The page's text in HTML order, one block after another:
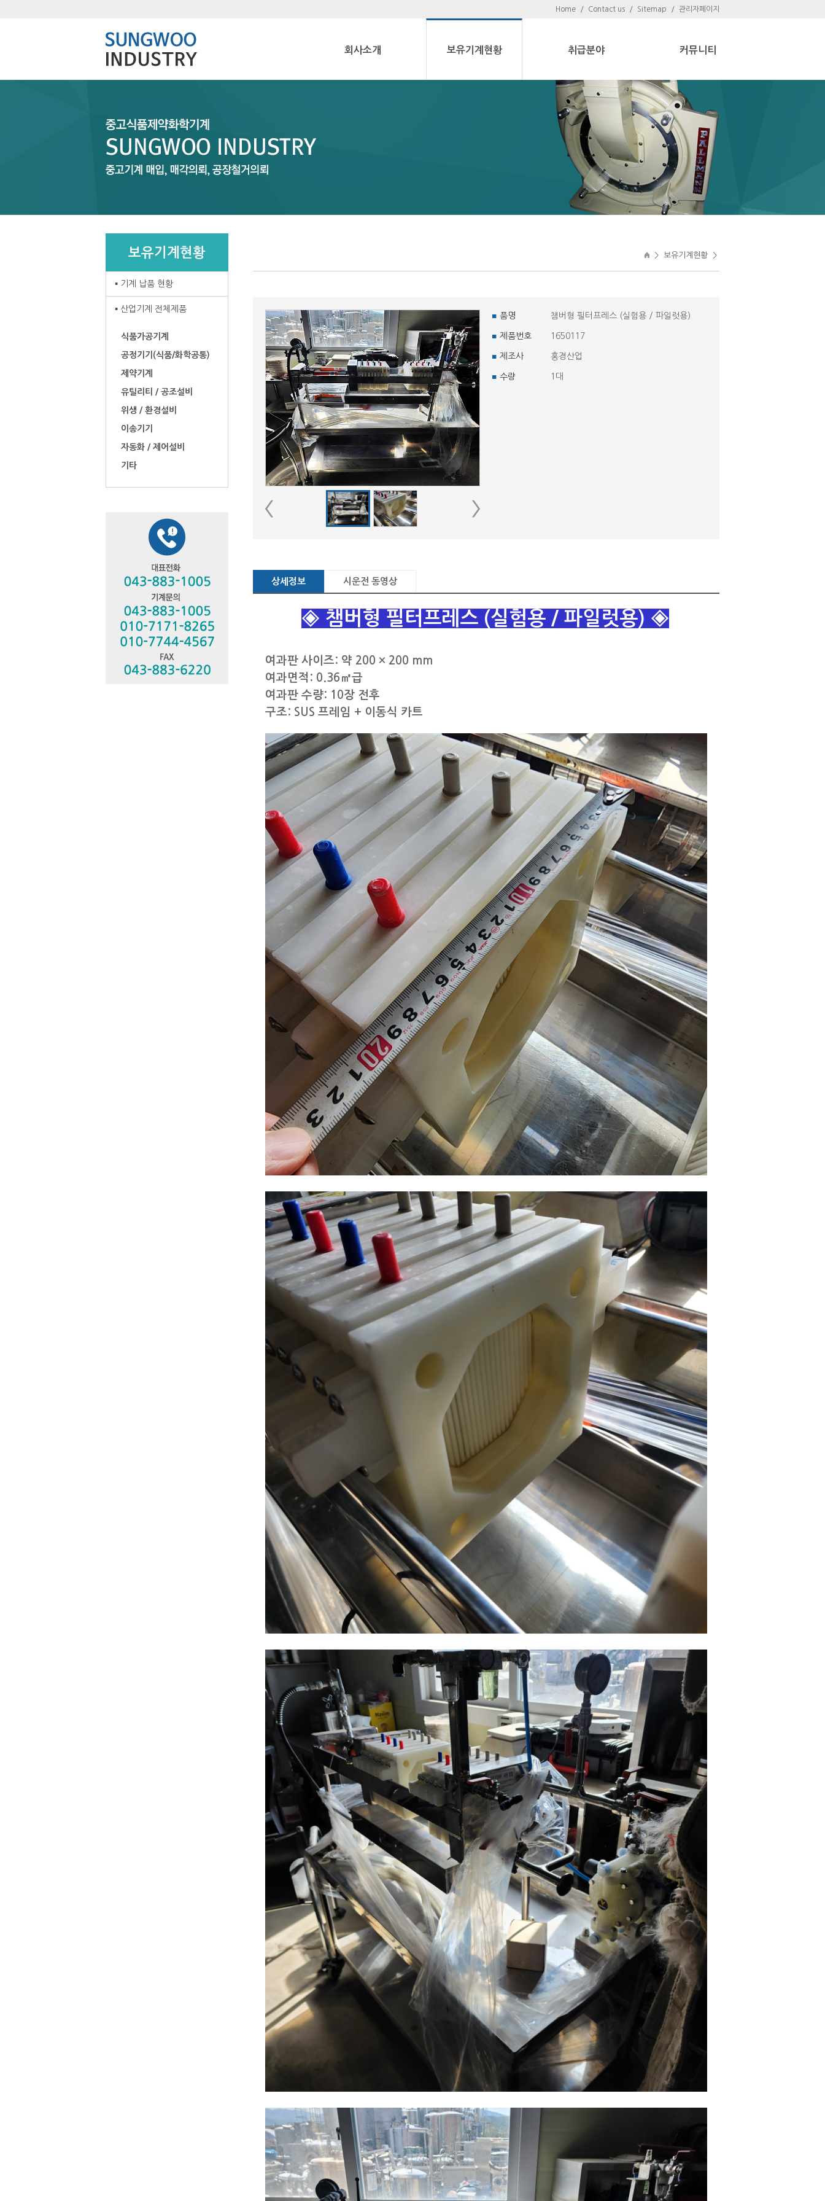
Home / Contact us / Sitemap / 관리자페이지
회사소개 보유기계현황 취급분야 커뮤니티
보유기계현황
기계 납품 현황
산업기계 전체제품
식품가공기계
공정기기(식품/화학공통)
제약기계
유틸리티 / 공조설비
위생 / 환경설비
이송기기
자동화 / 제어설비
기타
> 보유기계현황 >
품명 챔버형 필터프레스 (실험용 / 파일럿용)
제품번호 1650117
제조사 홍경산업
수량 1대
상세정보 시운전 동영상
◈ 챔버형 필터프레스 (실험용 / 파일럿용) ◈
여과판 사이즈: 약 200 × 200 mm
여과면적: 0.36㎡급
여과판 수량: 10장 전후
구조: SUS 프레임 + 이동식 카트